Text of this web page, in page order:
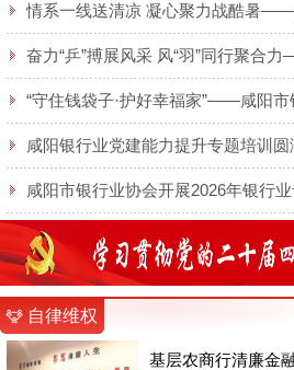
咸阳银行业党建能力提升专题培训圆
自律维权
基层农商行清廉金